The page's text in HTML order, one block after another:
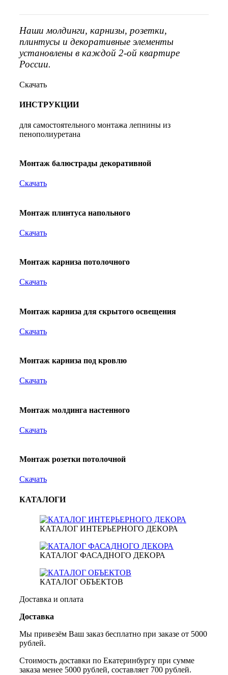
Наши молдинги, карнизы, розетки,
плинтусы и декоративные элементы
установлены в каждой 2-ой квартире
России.
Скачать
ИНСТРУКЦИИ
для самостоятельного монтажа лепнины из
пенополиуретана
Монтаж балюстрады декоративной
Скачать
Монтаж плинтуса напольного
Скачать
Монтаж карниза потолочного
Скачать
Монтаж карниза для скрытого освещения
Скачать
Монтаж карниза под кровлю
Скачать
Монтаж молдинга настенного
Скачать
Монтаж розетки потолочной
Скачать
КАТАЛОГИ
КАТАЛОГ ИНТЕРЬЕРНОГО ДЕКОРА
КАТАЛОГ ФАСАДНОГО ДЕКОРА
КАТАЛОГ ОБЪЕКТОВ
Доставка и оплата
Доставка
Мы привезём Ваш заказ бесплатно при заказе от 5000
рублей.
Стоимость доставки по Екатеринбургу при сумме
заказа менее 5000 рублей, составляет 700 рублей.